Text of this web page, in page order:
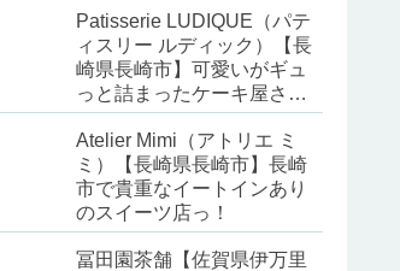
Patisserie LUDIQUE（パテ
ィスリー ルディック）【長
崎県長崎市】可愛いがギュ
っと詰まったケーキ屋さ
ん！
Atelier Mimi（アトリエ ミ
ミ）【長崎県長崎市】長崎
市で貴重なイートインあり
のスイーツ店っ！
冨田園茶舗【佐賀県伊万里